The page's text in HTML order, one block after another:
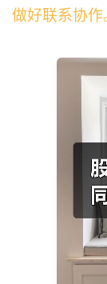
做好联系协作